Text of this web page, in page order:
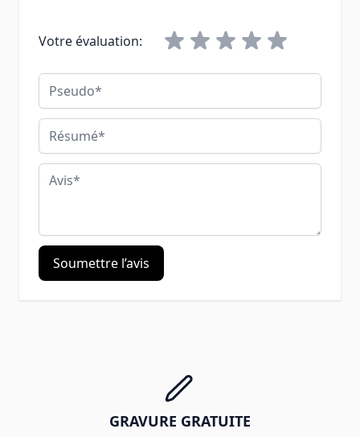
Votre évaluation:
Pseudo
Résumé
Avis
Soumettre l’avis
GRAVURE GRATUITE